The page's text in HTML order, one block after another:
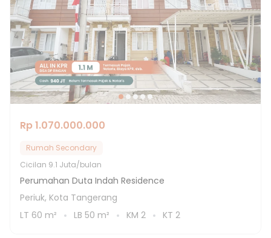
Rp 1.070.000.000
Rumah Secondary
Cicilan 9.1 Juta/bulan
Perumahan Duta Indah Residence
Periuk, Kota Tangerang
LT 60 m² LB 50 m² KM 2 KT 2